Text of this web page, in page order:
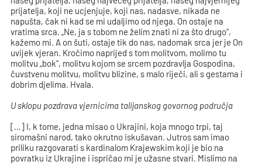
prijatelja, koji ne ucjenjuje, koji nas, nadasve, nikada ne
napušta, čak ni kad se mi udaljimo od njega. On ostaje na
vratima srca. „Ne, ja s tobom ne želim znati ni za što drugo“,
kažemo mi. A on šuti, ostaje tik do nas, nadomak srca jer je On
uvijek vjeran. Kročimo naprijed s tom molitvom, molimo tu
molitvu „bok“, molitvu kojom se srcem pozdravlja Gospodina,
čuvstvenu molitvu, molitvu blizine, s malo riječi, ali s gestama i
dobrim djelima. Hvala.
U sklopu pozdrava vjernicima talijanskog govornog područja
[…] I, k tome, jedna misao o Ukrajini, koja mnogo trpi, taj
siromašni narod, tako okrutno iskušavan. Jutros sam imao
priliku razgovarati s kardinalom Krajewskim koji je bio na
povratku iz Ukrajine i ispričao mi je užasne stvari. Mislimo na